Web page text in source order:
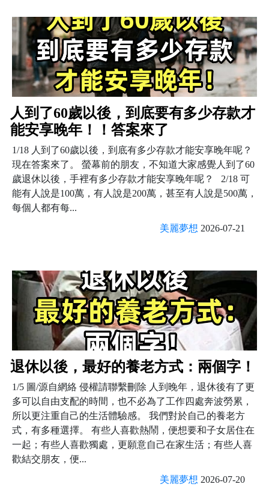
人到了60歲以後，到底要有多少存款才
能安享晚年！！答案來了
1/18 人到了60歲以後，到底有多少存款才能安享晚年呢？
現在答案來了。 螢幕前的朋友，不知道大家感覺人到了60
歲退休以後，手裡有多少存款才能安享晚年呢？ 2/18 可
能有人說是100萬，有人說是200萬，甚至有人說是500萬，
每個人都有每...
美麗夢想 2026-07-21
退休以後，最好的養老方式：兩個字！
1/5 圖/源自網絡 侵權請聯繫刪除 人到晚年，退休後有了更
多可以自由支配的時間，也不必為了工作四處奔波勞累，
所以更注重自己的生活體驗感。 我們對於自己的養老方
式，有多種選擇。 有些人喜歡熱鬧，便想要和子女居住在
一起；有些人喜歡獨處，更願意自己在家生活；有些人喜
歡結交朋友，便...
美麗夢想 2026-07-20